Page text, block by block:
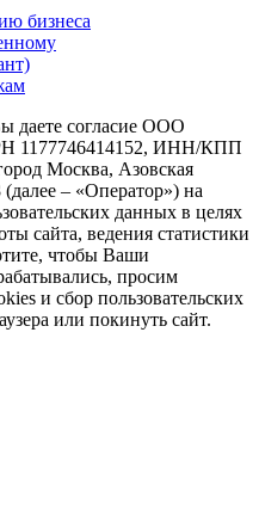
бизнеса
даете согласие ООО
1177746414152, ИНН/КПП
Москва, Азовская
– «Оператор») на
данных в целях
сайта, ведения статистики
чтобы Ваши
просим
и сбор пользовательских
или покинуть сайт.